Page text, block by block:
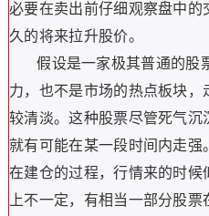
必要在卖出前仔细观察盘中
久的将来拉升股价。
假设是一家极其普通的股
力，也不是市场的热点板块
较清淡。这种股票尽管死气沉
就有可能在某一段时间内走
在建仓的过程，行情来的时
上不一定，有相当一部分股